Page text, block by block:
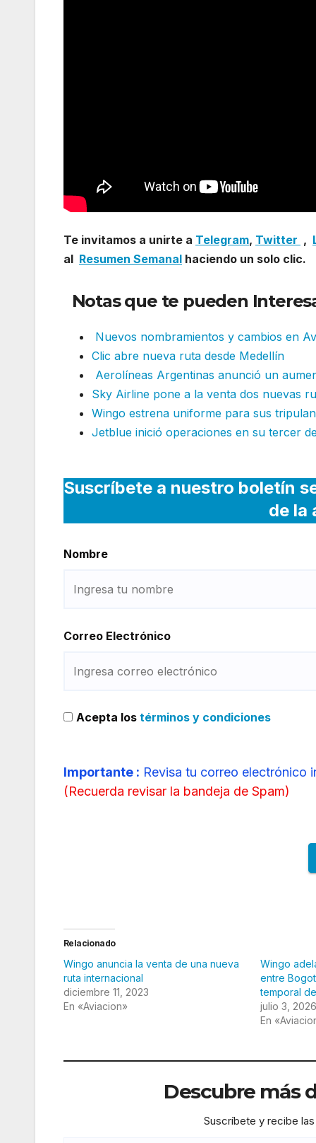
Te invitamos a unirte a Telegram, Twitter ,
al Resumen Semanal haciendo un solo clic.
Notas que te pueden
Nuevos nombramientos y cambios en
Clic abre nueva ruta desde Medellín
Aerolíneas Argentinas anunció un
Sky Airline pone a la venta dos nuevas
Wingo estrena uniforme para sus
Jetblue inició operaciones en su tercer
Suscríbete a nuestro boletín
de la
Nombre
Correo Electrónico
Acepta los términos y condiciones
Importante : Revisa tu correo electrónico
(Recuerda revisar la bandeja de Spam)
Relacionado
Wingo anuncia la venta de una nueva
ruta internacional
diciembre 11, 2023
En «Aviacion»
Wingo
entre
temporal
julio 3, 2026
En
Descubre más
Suscríbete y recibe